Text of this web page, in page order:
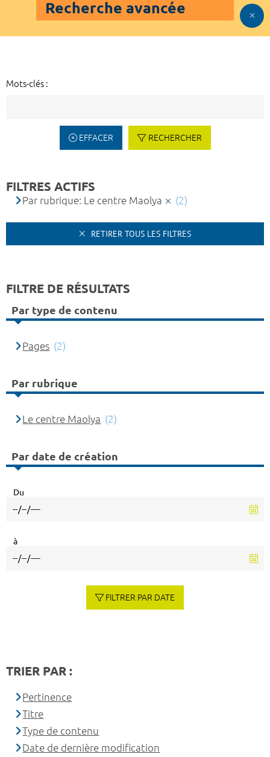
Recherche avancée
Mots-clés :
EFFACER RECHERCHER
FILTRES ACTIFS
Par rubrique: Le centre Maolya (2)
RETIRER TOUS LES FILTRES
FILTRE DE RÉSULTATS
Par type de contenu
Pages (2)
Par rubrique
Le centre Maolya (2)
Par date de création
Du
à
FILTRER PAR DATE
TRIER PAR :
Pertinence
Titre
Type de contenu
Date de dernière modification